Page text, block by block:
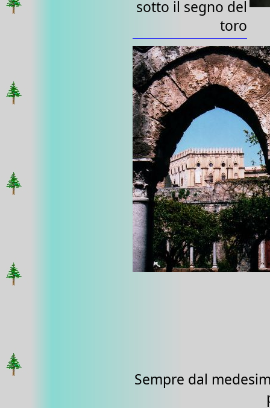
sotto il segno del
toro
Sempre dal